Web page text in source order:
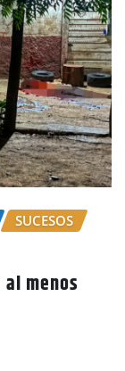
SUCESOS
menos